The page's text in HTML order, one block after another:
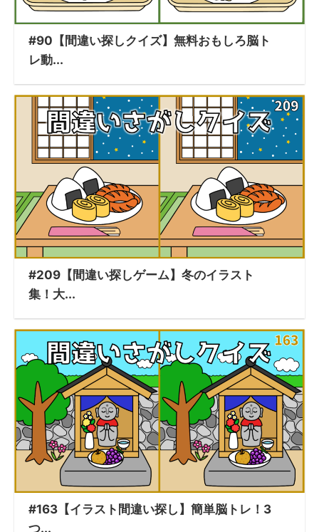
#90【間違い探しクイズ】無料おもしろ脳ト
レ動...
#209【間違い探しゲーム】冬のイラスト
集！大...
#163【イラスト間違い探し】簡単脳トレ！3
つ...